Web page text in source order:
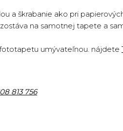
a škrabanie ako pri
na samotnej tapete a
umývateľnou. nájdete
813 756